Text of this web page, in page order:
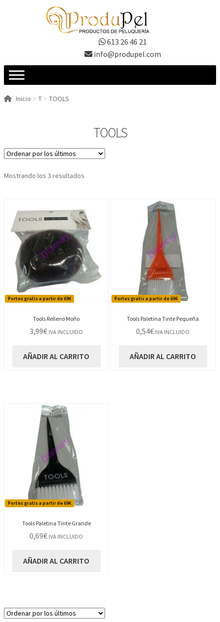
613 26 46 21
info@produpel.com
Inicio T TOOLS
TOOLS
Mostrando los 3 resultados
últimos
Portes gratis a partir de 69€
Tools Relleno Moño
3,99€ IVA INCLUIDO
AÑADIR AL CARRITO
Portes gratis a partir de 69€
Tools Paletina Tinte Pequeña
0,54€ IVA INCLUIDO
AÑADIR AL CARRITO
Portes gratis a partir de 69€
Tools Paletina Tinte Grande
0,69€ IVA INCLUIDO
AÑADIR AL CARRITO